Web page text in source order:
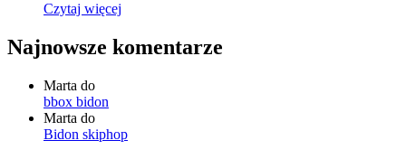
Czytaj więcej
Najnowsze komentarze
Marta do
bbox bidon
Marta do
Bidon skiphop